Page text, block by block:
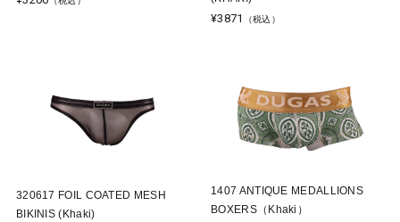
¥3871 （税込）
320617 FOIL COATED MESH
BIKINIS (Khaki)
1407 ANTIQUE MEDALLIONS
BOXERS（Khaki）